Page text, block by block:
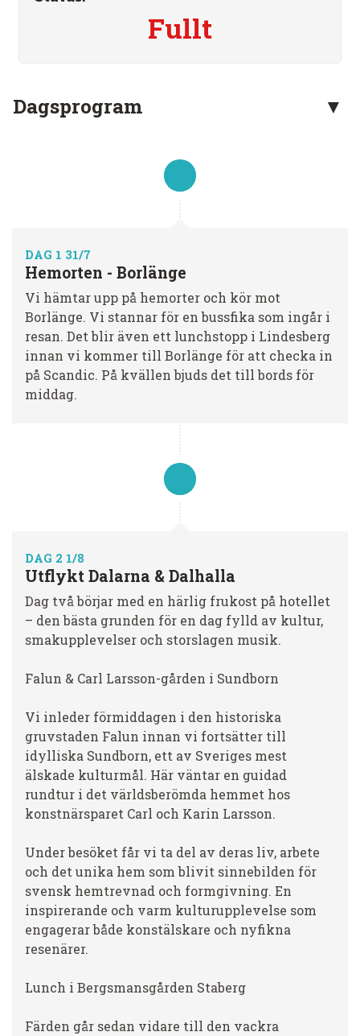
Fullt
Dagsprogram
DAG 1 31/7
Hemorten - Borlänge
Vi hämtar upp på hemorter och kör mot
Borlänge. Vi stannar för en bussfika som ingår i
resan. Det blir även ett lunchstopp i Lindesberg
innan vi kommer till Borlänge för att checka in
på Scandic. På kvällen bjuds det till bords för
middag.
DAG 2 1/8
Utflykt Dalarna & Dalhalla
Dag två börjar med en härlig frukost på hotellet
– den bästa grunden för en dag fylld av kultur,
smakupplevelser och storslagen musik.
Falun & Carl Larsson-gården i Sundborn
Vi inleder förmiddagen i den historiska
gruvstaden Falun innan vi fortsätter till
idylliska Sundborn, ett av Sveriges mest
älskade kulturmål. Här väntar en guidad
rundtur i det världsberömda hemmet hos
konstnärsparet Carl och Karin Larsson.
Under besöket får vi ta del av deras liv, arbete
och det unika hem som blivit sinnebilden för
svensk hemtrevnad och formgivning. En
inspirerande och varm kulturupplevelse som
engagerar både konstälskare och nyfikna
resenärer.
Lunch i Bergsmansgården Staberg
Färden går sedan vidare till den vackra